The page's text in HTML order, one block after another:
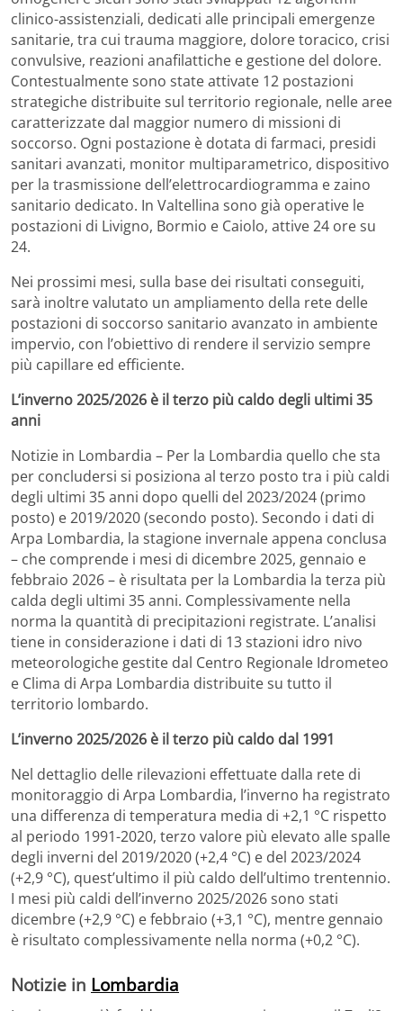
clinico-assistenziali, dedicati alle principali emergenze
sanitarie, tra cui trauma maggiore, dolore toracico, crisi
convulsive, reazioni anafilattiche e gestione del dolore.
Contestualmente sono state attivate 12 postazioni
strategiche distribuite sul territorio regionale, nelle aree
caratterizzate dal maggior numero di missioni di
soccorso. Ogni postazione è dotata di farmaci, presidi
sanitari avanzati, monitor multiparametrico, dispositivo
per la trasmissione dell’elettrocardiogramma e zaino
sanitario dedicato. In Valtellina sono già operative le
postazioni di Livigno, Bormio e Caiolo, attive 24 ore su
24.
Nei prossimi mesi, sulla base dei risultati conseguiti,
sarà inoltre valutato un ampliamento della rete delle
postazioni di soccorso sanitario avanzato in ambiente
impervio, con l’obiettivo di rendere il servizio sempre
più capillare ed efficiente.
L’inverno 2025/2026 è il terzo più caldo degli ultimi 35
anni
Notizie in Lombardia – Per la Lombardia quello che sta
per concludersi si posiziona al terzo posto tra i più caldi
degli ultimi 35 anni dopo quelli del 2023/2024 (primo
posto) e 2019/2020 (secondo posto). Secondo i dati di
Arpa Lombardia, la stagione invernale appena conclusa
– che comprende i mesi di dicembre 2025, gennaio e
febbraio 2026 – è risultata per la Lombardia la terza più
calda degli ultimi 35 anni. Complessivamente nella
norma la quantità di precipitazioni registrate. L’analisi
tiene in considerazione i dati di 13 stazioni idro nivo
meteorologiche gestite dal Centro Regionale Idrometeo
e Clima di Arpa Lombardia distribuite su tutto il
territorio lombardo.
L’inverno 2025/2026 è il terzo più caldo dal 1991
Nel dettaglio delle rilevazioni effettuate dalla rete di
monitoraggio di Arpa Lombardia, l’inverno ha registrato
una differenza di temperatura media di +2,1 °C rispetto
al periodo 1991-2020, terzo valore più elevato alle spalle
degli inverni del 2019/2020 (+2,4 °C) e del 2023/2024
(+2,9 °C), quest’ultimo il più caldo dell’ultimo trentennio.
I mesi più caldi dell’inverno 2025/2026 sono stati
dicembre (+2,9 °C) e febbraio (+3,1 °C), mentre gennaio
è risultato complessivamente nella norma (+0,2 °C).
Notizie in Lombardia